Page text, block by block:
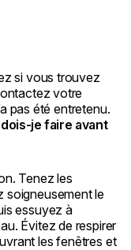
si vous trouvez
votre
pas été entretenu.
je faire avant
Tenez les
soigneusement le
essuyez à
Évitez de respirer
les fenêtres et